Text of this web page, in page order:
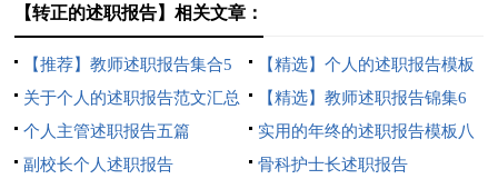
【转正的述职报告】相关文章：
【推荐】教师述职报告集合5
篇
【精选】个人的述职报告模板
7篇
关于个人的述职报告范文汇总
5篇
【精选】教师述职报告锦集6
篇
个人主管述职报告五篇
实用的年终的述职报告模板八
篇
副校长个人述职报告
骨科护士长述职报告